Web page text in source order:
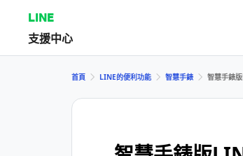
LINE
支援中心
首頁 LINE的便利功能 智慧手錶 智慧手錶